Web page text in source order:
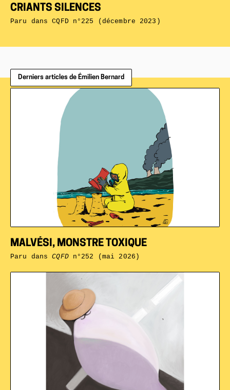
CRIANTS SILENCES
Paru dansCQFD n°225 (décembre 2023)
Derniers articles de Émilien Bernard
MALVÉSI, MONSTRE TOXIQUE
Paru dansCQFDn°252 (mai 2026)